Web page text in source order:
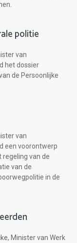
politie
van
het dossier
de Persoonlijke
van
een voorontwerp
van de
van de
in de
Minister van Werk